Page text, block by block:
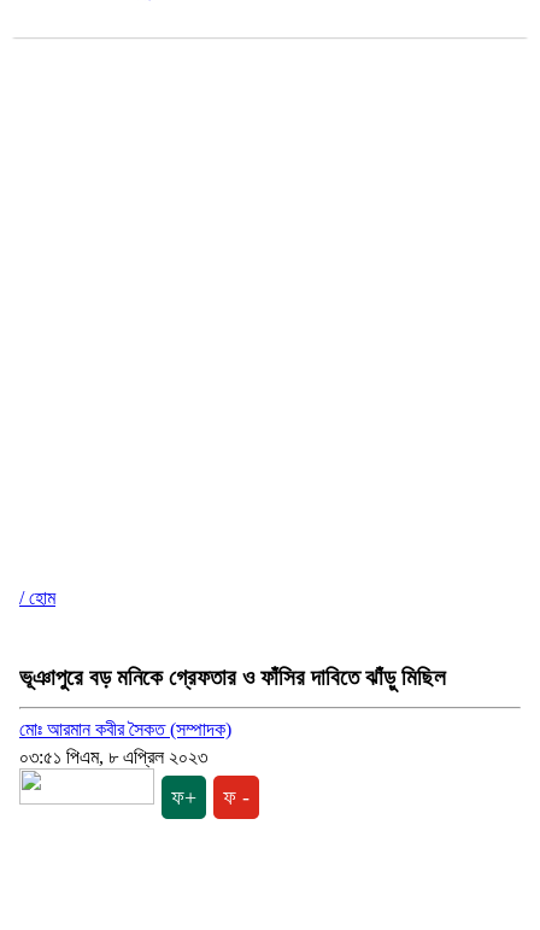
/ হোম
ভূঞাপুরে বড় মনিকে গ্রেফতার ও ফাঁসির দাবিতে ঝাঁড়ু মিছিল
মোঃ আরমান কবীর সৈকত (সম্পাদক)
০৩:৫১ পিএম, ৮ এপ্রিল ২০২৩
ফ+ ফ -